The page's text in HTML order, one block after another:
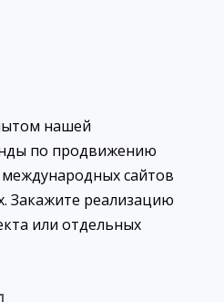
нашей
по продвижению
международных сайтов
Закажите реализацию
или отдельных